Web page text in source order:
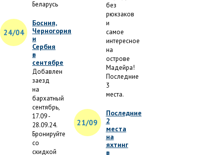
Беларусь
24/04
Босния,
Черногория
и
Сербия
в
сентябре
Добавлен
заезд
на
бархатный
сентябрь,
17.09 -
28.09.24.
Бронируйте
со
скидкой
без
рюкзаков
и
самое
интересное
на
острове
Мадейра!
Последние
3
места.
21/09
Последние
2
места
на
яхтинг
в